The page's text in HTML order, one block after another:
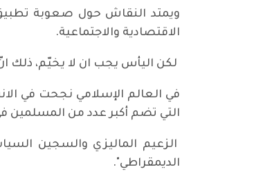
ويمتد النقاش حول صعوبة تطبيق
الاقتصادية والاجتماعية.
لكن اليأس يجب ان لا يخيّم، ذلك
في العالم الإسلامي نجحت في
التي تضم أكبر عدد من المسلمين
الزعيم الماليزي والسجين
الديمقراطي".